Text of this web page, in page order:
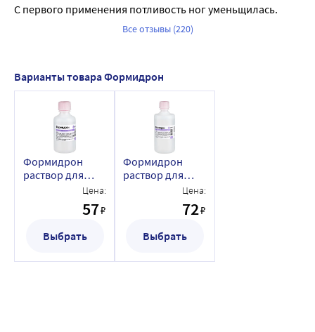
Все отзывы (220)
Варианты товара Формидрон
Формидрон
раствор для
применения
спиртовой 50 мл
Цена:
57₽
Выбрать
Формидрон
раствор для
применения
спиртовой 100
мл флакон
Цена:
72₽
Выбрать